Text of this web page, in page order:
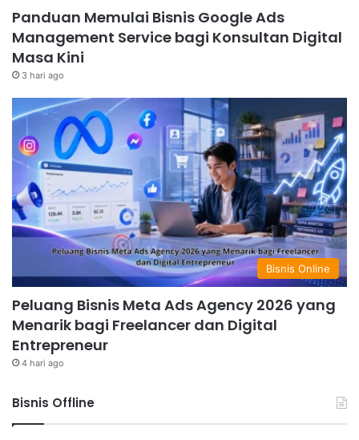
Panduan Memulai Bisnis Google Ads
Management Service bagi Konsultan Digital
Masa Kini
3 hari ago
Bisnis Online
Peluang Bisnis Meta Ads Agency 2026 yang
Menarik bagi Freelancer dan Digital
Entrepreneur
4 hari ago
Bisnis Offline